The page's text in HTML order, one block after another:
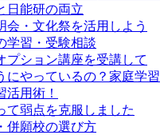
日能研の両立
会・文化祭を活用しよう
学習・受験相談
プション講座を受講して
にやっているの？家庭学習
活用術！
て弱点を克服しました
併願校の選び方